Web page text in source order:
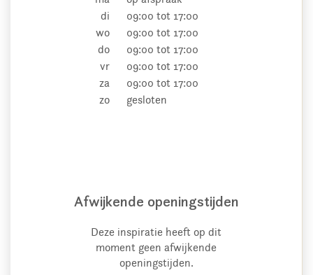
di
09:00 tot 17:00
wo
09:00 tot 17:00
do
09:00 tot 17:00
vr
09:00 tot 17:00
za
09:00 tot 17:00
zo
gesloten
Afwijkende openingstijden
Deze inspiratie heeft op dit
moment geen afwijkende
openingstijden.